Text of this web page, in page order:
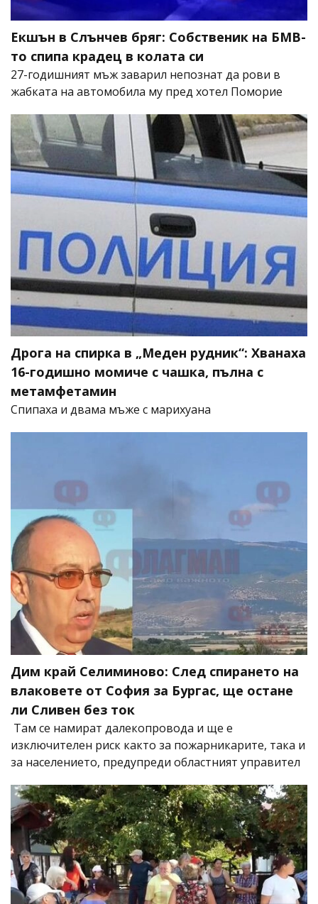
Екшън в Слънчев бряг: Собственик на БМВ-
то спипа крадец в колата си
27-годишният мъж заварил непознат да рови в
жабката на автомобила му пред хотел Поморие
Дрога на спирка в „Меден рудник“: Хванаха
16-годишно момиче с чашка, пълна с
метамфетамин
Спипаха и двама мъже с марихуана
Дим край Селиминово: След спирането на
влаковете от София за Бургас, ще остане
ли Сливен без ток
Там се намират далекопровода и ще е
изключителен риск както за пожарникарите, така и
за населението, предупреди областният управител